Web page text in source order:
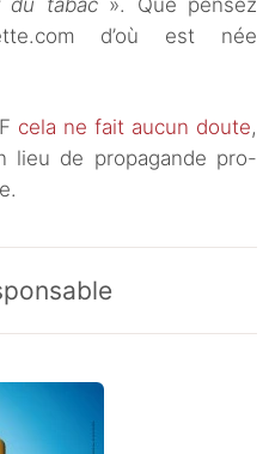
du tabac». Que pensez
d’où est née
cela ne fait aucun doute,
lieu de propagande pro-